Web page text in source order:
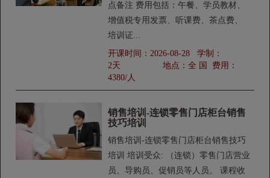
点备注 费用包括：午餐、学员教材、
增值税专用发票、听课费、茶点费、
培训证...
开课时间： 2026-08-28学制：
2天
地点： 全 国
费用：
4380/人
销售培训-连锁零售门店柜台销售
技巧培训
销售培训-连锁零售门店柜台销售技巧
培训 培训受众: （连锁）零售门店营业
员、导购员、促销员等人员。 课程收